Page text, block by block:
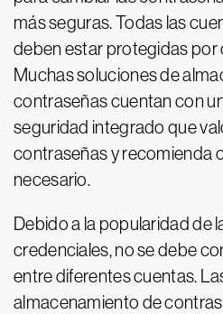
más seguras. Todas las
deben estar protegidas por
Muchas soluciones de
contraseñas cuentan con
seguridad integrado que
contraseñas y recomienda
necesario.
Debido a la popularidad de
credenciales, no se debe
entre diferentes cuentas.
almacenamiento de